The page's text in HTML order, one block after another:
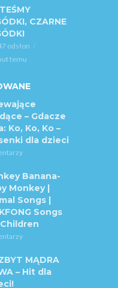
CZARNE
odsłon
temu
– Gdacze
Ko, Ko, Ko –
dla dzieci
Banana-
Monkey |
Songs |
Songs
MĄDRA
– Hit dla